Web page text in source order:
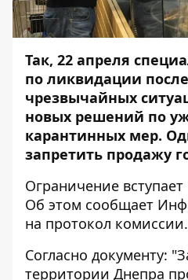
Так, 22 апреля
по ликвидации
чрезвычайных
новых решений по
карантинных мер.
запретить продажу
Ограничение вступает
Об этом сообщает
на протокол комиссии.
Согласно документу:
территории Днепра